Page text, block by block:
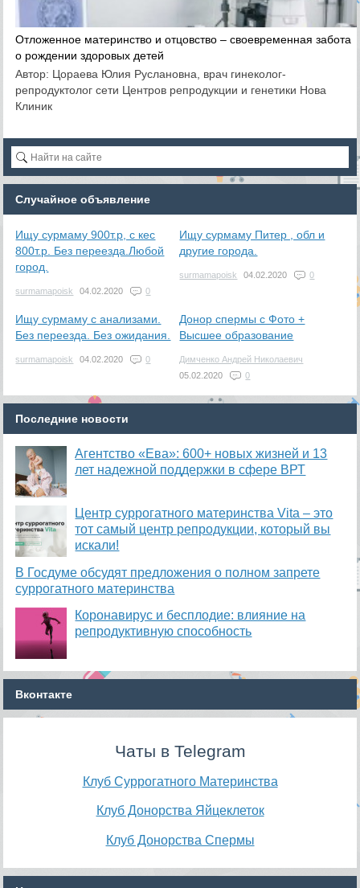
Отложенное материнство и отцовство – своевременная забота
о рождении здоровых детей
Автор: Цораева Юлия Руслановна, врач гинеколог-
репродуктолог сети Центров репродукции и генетики Нова
Клиник
Случайное объявление
Ищу сурмаму 900т.р, с кес
800т.р. Без переезда.Любой
город.
surmamapoisk 04.02.2020 0
Ищу сурмаму Питер , обл и
другие города.
surmamapoisk 04.02.2020 0
Ищу сурмаму с анализами.
Без переезда. Без ожидания.
surmamapoisk 04.02.2020 0
Донор спермы с Фото +
Высшее образование
Димченко Андрей Николаевич
05.02.2020
0
Последние новости
Агентство «Ева»: 600+ новых жизней и 13
лет надежной поддержки в сфере ВРТ
​Центр суррогатного материнства Vita – это
тот самый центр репродукции, который вы
искали!
В Госдуме обсудят предложения о полном запрете
суррогатного материнства
Коронавирус и бесплодие: влияние на
репродуктивную способность
Вконтакте
Чаты в Telegram
Клуб Суррогатного Материнства
Клуб Донорства Яйцеклеток
Клуб Донорства Спермы